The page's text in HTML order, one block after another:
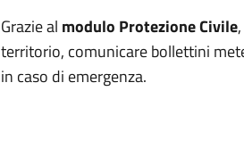
Grazie al modulo Protezione Civile
territorio, comunicare bollettini
in caso di emergenza.